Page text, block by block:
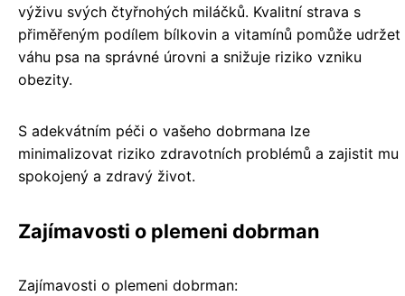
výživu svých čtyřnohých miláčků. Kvalitní strava s
přiměřeným podílem bílkovin a vitamínů pomůže udržet
váhu psa na správné úrovni a snižuje riziko vzniku
obezity.
S adekvátním péči o vašeho dobrmana lze
minimalizovat riziko zdravotních problémů a zajistit mu
spokojený a zdravý život.
Zajímavosti o plemeni dobrman
Zajímavosti o plemeni dobrman: